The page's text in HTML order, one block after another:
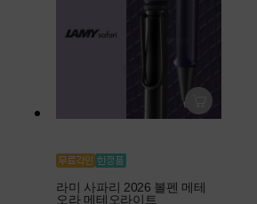
라미 사파리 2026 볼펜 메테
오라 메테오라이트